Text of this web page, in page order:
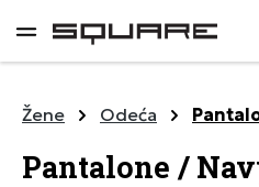
sadržaj
Žene Odeća
Pantalone /